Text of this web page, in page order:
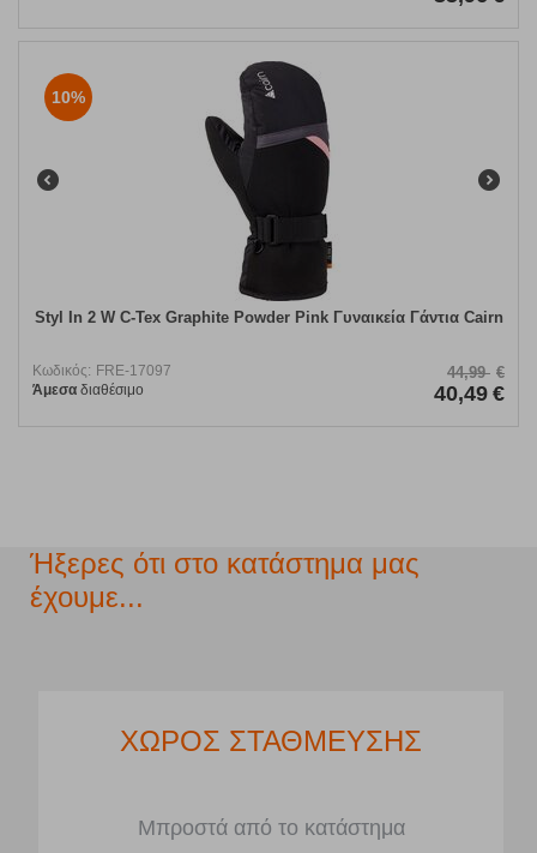
10%
Styl In 2 W C-Tex Graphite Powder Pink Γυναικεία Γάντια Cairn
Κωδικός: FRE-17097
Άμεσα διαθέσιμο
44,99 €
40,49 €
Ήξερες ότι στο κατάστημα μας
έχουμε...
ΧΩΡΟΣ ΣΤΑΘΜΕΥΣΗΣ
Μπροστά από το κατάστημα